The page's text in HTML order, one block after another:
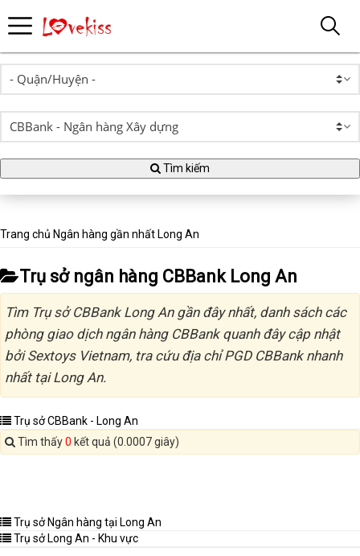
Tìm kiếm
Trang chủ Ngân hàng gần nhất Long An
Trụ sở ngân hàng CBBank Long An
Tìm Trụ sở CBBank Long An gần đây nhất, danh sách các
phòng giao dịch ngân hàng CBBank quanh đây cập nhật
bởi Sextoys Vietnam, tra cứu địa chỉ PGD CBBank nhanh
nhất tại Long An.
Trụ sở CBBank - Long An
Tìm thấy0 kết quả (0.0007 giây)
Trụ sở Ngân hàng tại Long An
Trụ sở Long An - Khu vực